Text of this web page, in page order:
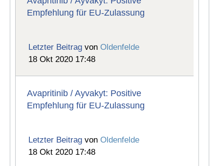
Empfehlung für EU-Zulassung
Letzter Beitrag vonOldenfelde
18 Okt 2020 17:48
Avapritinib / Ayvakyt: Positive
Empfehlung für EU-Zulassung
Letzter Beitrag vonOldenfelde
18 Okt 2020 17:48